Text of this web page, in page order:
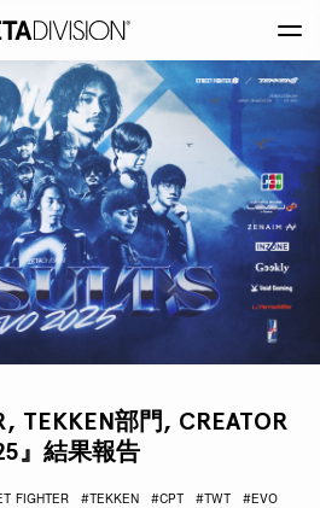
TEKKEN部門, CREATOR
』結果報告
FIGHTER #TEKKEN #CPT #TWT
#EVO